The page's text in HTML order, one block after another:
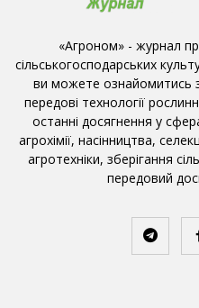
«Агроном» - журнал
сільськогосподарських
ви можете ознайомитись
передові технології
останні досягнення у
агрохімії, насінництва,
агротехніки, зберігання
передовий